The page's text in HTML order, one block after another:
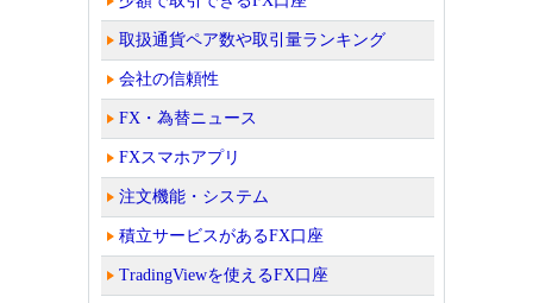
取扱通貨ペア数や取引量ランキング
会社の信頼性
FX・為替ニュース
FXスマホアプリ
注文機能・システム
積立サービスがあるFX口座
TradingViewを使えるFX口座